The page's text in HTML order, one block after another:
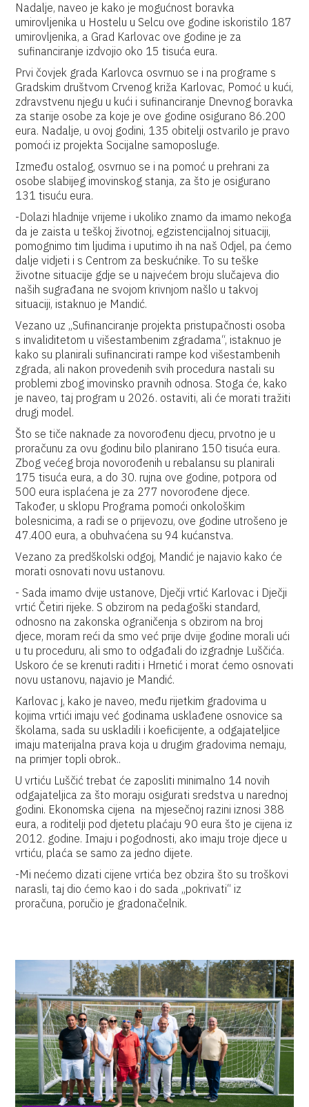
Nadalje, naveo je kako je mogućnost boravka
umirovljenika u Hostelu u Selcu ove godine iskoristilo 187
umirovljenika, a Grad Karlovac ove godine je za
sufinanciranje izdvojio oko 15 tisuća eura.
Prvi čovjek grada Karlovca osvrnuo se i na programe s
Gradskim društvom Crvenog križa Karlovac, Pomoć u kući,
zdravstvenu njegu u kući i sufinanciranje Dnevnog boravka
za starije osobe za koje je ove godine osigurano 86.200
eura. Nadalje, u ovoj godini, 135 obitelji ostvarilo je pravo
pomoći iz projekta Socijalne samoposluge.
Između ostalog, osvrnuo se i na pomoć u prehrani za
osobe slabijeg imovinskog stanja, za što je osigurano
131 tisuću eura.
-Dolazi hladnije vrijeme i ukoliko znamo da imamo nekoga
da je zaista u teškoj životnoj, egzistencijalnoj situaciji,
pomognimo tim ljudima i uputimo ih na naš Odjel, pa ćemo
dalje vidjeti i s Centrom za beskućnike. To su teške
životne situacije gdje se u najvećem broju slučajeva dio
naših sugrađana ne svojom krivnjom našlo u takvoj
situaciji, istaknuo je Mandić.
Vezano uz „Sufinanciranje projekta pristupačnosti osoba
s invaliditetom u višestambenim zgradama“, istaknuo je
kako su planirali sufinancirati rampe kod višestambenih
zgrada, ali nakon provedenih svih procedura nastali su
problemi zbog imovinsko pravnih odnosa. Stoga će, kako
je naveo, taj program u 2026. ostaviti, ali će morati tražiti
drugi model.
Što se tiče naknade za novorođenu djecu, prvotno je u
proračunu za ovu godinu bilo planirano 150 tisuća eura.
Zbog većeg broja novorođenih u rebalansu su planirali
175 tisuća eura, a do 30. rujna ove godine, potpora od
500 eura isplaćena je za 277 novorođene djece.
Također, u sklopu Programa pomoći onkološkim
bolesnicima, a radi se o prijevozu, ove godine utrošeno je
47.400 eura, a obuhvaćena su 94 kućanstva.
Vezano za predškolski odgoj, Mandić je najavio kako će
morati osnovati novu ustanovu.
- Sada imamo dvije ustanove, Dječji vrtić Karlovac i Dječji
vrtić Četiri rijeke. S obzirom na pedagoški standard,
odnosno na zakonska ograničenja s obzirom na broj
djece, moram reći da smo već prije dvije godine morali ući
u tu proceduru, ali smo to odgađali do izgradnje Luščića.
Uskoro će se krenuti raditi i Hrnetić i morat ćemo osnovati
novu ustanovu, najavio je Mandić.
Karlovac j, kako je naveo, među rijetkim gradovima u
kojima vrtići imaju već godinama usklađene osnovice sa
školama, sada su uskladili i koeficijente, a odgajateljice
imaju materijalna prava koja u drugim gradovima nemaju,
na primjer topli obrok..
U vrtiću Luščić trebat će zaposliti minimalno 14 novih
odgajateljica za što moraju osigurati sredstva u narednoj
godini. Ekonomska cijena na mjesečnoj razini iznosi 388
eura, a roditelji pod djetetu plaćaju 90 eura što je cijena iz
2012. godine. Imaju i pogodnosti, ako imaju troje djece u
vrtiću, plaća se samo za jedno dijete.
-Mi nećemo dizati cijene vrtića bez obzira što su troškovi
narasli, taj dio ćemo kao i do sada „pokrivati“ iz
proračuna, poručio je gradonačelnik.